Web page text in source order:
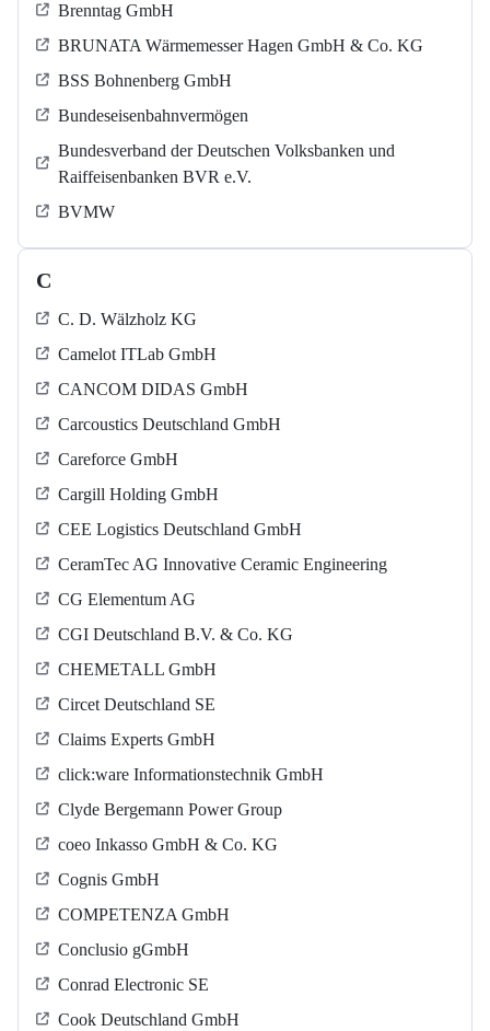
Brenntag GmbH
BRUNATA Wärmemesser Hagen GmbH & Co. KG
BSS Bohnenberg GmbH
Bundeseisenbahnvermögen
Bundesverband der Deutschen Volksbanken und
Raiffeisenbanken BVR e.V.
BVMW
C
C. D. Wälzholz KG
Camelot ITLab GmbH
CANCOM DIDAS GmbH
Carcoustics Deutschland GmbH
Careforce GmbH
Cargill Holding GmbH
CEE Logistics Deutschland GmbH
CeramTec AG Innovative Ceramic Engineering
CG Elementum AG
CGI Deutschland B.V. & Co. KG
CHEMETALL GmbH
Circet Deutschland SE
Claims Experts GmbH
click:ware Informationstechnik GmbH
Clyde Bergemann Power Group
coeo Inkasso GmbH & Co. KG
Cognis GmbH
COMPETENZA GmbH
Conclusio gGmbH
Conrad Electronic SE
Cook Deutschland GmbH